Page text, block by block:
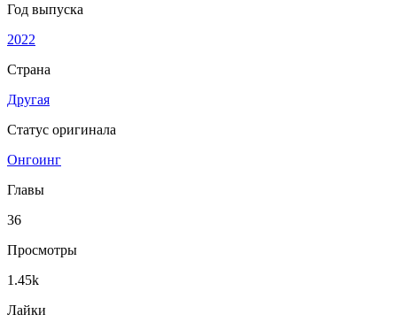
Год выпуска
2022
Страна
Другая
Статус оригинала
Онгоинг
Главы
36
Просмотры
1.45k
Лайки